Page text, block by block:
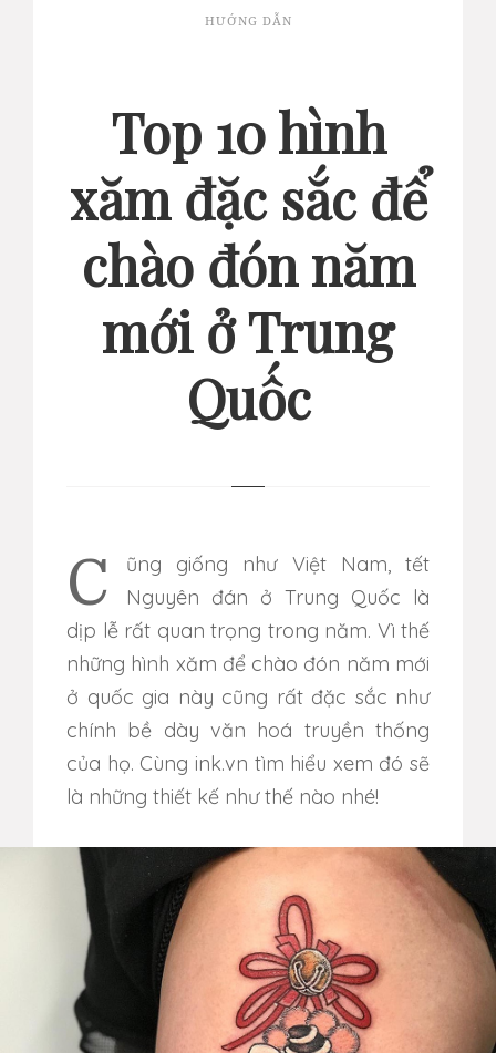
HƯỚNG DẪN
Top 10 hình
xăm đặc sắc để
chào đón năm
mới ở Trung
Quốc
Cũng giống như Việt Nam, tết
Nguyên đán ở Trung Quốc là
dịp lễ rất quan trọng trong năm. Vì thế
những hình xăm để chào đón năm mới
ở quốc gia này cũng rất đặc sắc như
chính bề dày văn hoá truyền thống
của họ. Cùng ink.vn tìm hiểu xem đó sẽ
là những thiết kế như thế nào nhé!